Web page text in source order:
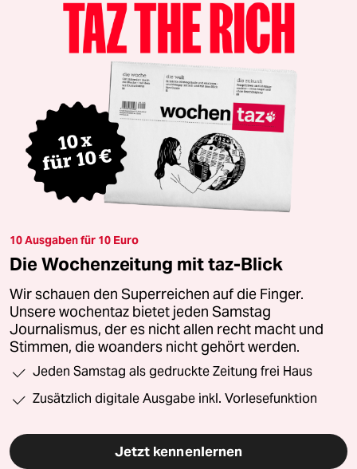
10 Ausgaben für 10 Euro
Die Wochenzeitung mit taz-Blick
Wir schauen den Superreichen auf die Finger.
Unsere wochentaz bietet jeden Samstag
Journalismus, der es nicht allen recht macht und
Stimmen, die woanders nicht gehört werden.
Jeden Samstag als gedruckte Zeitung frei Haus
Zusätzlich digitale Ausgabe inkl. Vorlesefunktion
Jetzt kennenlernen